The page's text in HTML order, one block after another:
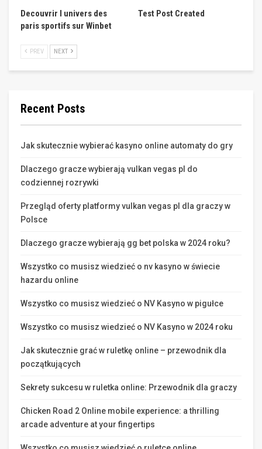
Decouvrir l univers des
paris sportifs sur Winbet
Test Post Created
PREV NEXT
Recent Posts
Jak skutecznie wybierać kasyno online automaty do gry
Dlaczego gracze wybierają vulkan vegas pl do
codziennej rozrywki
Przegląd oferty platformy vulkan vegas pl dla graczy w
Polsce
Dlaczego gracze wybierają gg bet polska w 2024 roku?
Wszystko co musisz wiedzieć o nv kasyno w świecie
hazardu online
Wszystko co musisz wiedzieć o NV Kasyno w pigułce
Wszystko co musisz wiedzieć o NV Kasyno w 2024 roku
Jak skutecznie grać w ruletkę online – przewodnik dla
początkujących
Sekrety sukcesu w ruletka online: Przewodnik dla graczy
Chicken Road 2 Online mobile experience: a thrilling
arcade adventure at your fingertips